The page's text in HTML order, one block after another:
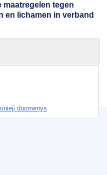
maatregelen tegen
en lichamen in verband
duomenys
biuras